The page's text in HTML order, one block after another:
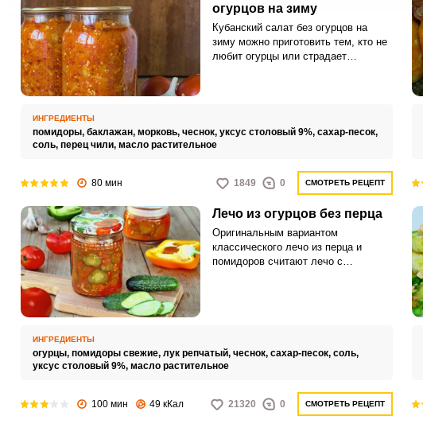
огурцов на зиму
Кубанский салат без огурцов на
зиму можно приготовить тем, кто не
любит огурцы или страдает
ИНГРЕДИЕНТЫ
помидоры, баклажан, морковь, чеснок, уксус столовый 9%, сахар-песок,
соль, перец чили, масло растительное
80 мин 1849 0 СМОТРЕТЬ РЕЦЕПТ
Лечо из огурцов без перца
Оригинальным вариантом
классического лечо из перца и
помидоров считают лечо с
ИНГРЕДИЕНТЫ
огурцы, помидоры свежие, лук репчатый, чеснок, сахар-песок, соль,
уксус столовый 9%, масло растительное
100 мин 49 кКал 21320 0 СМОТРЕТЬ РЕЦЕПТ